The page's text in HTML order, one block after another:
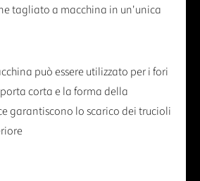
tagliato a macchina in un'unica
può essere utilizzato per i fori
corta e la forma della
garantiscono lo scarico dei trucioli